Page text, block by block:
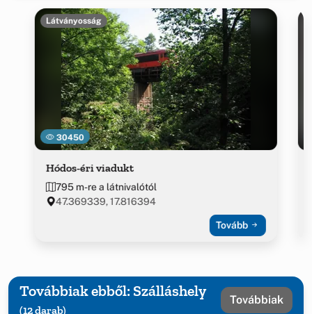
30450
Látványosság
Hódos-éri viadukt
795 m-re a látnivalótól
47.369339, 17.816394
Tovább
Továbbiak ebből: Szálláshely
(12 darab)
Továbbiak